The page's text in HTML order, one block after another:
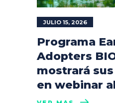
JULIO 15, 2026
Programa
Adopters
mostrará
en webinar